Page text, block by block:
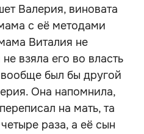
Валерия, виновата
с её методами
Виталия не
взяла его во власть
был бы другой
Она напомнила,
на мать, та
раза, а её сын